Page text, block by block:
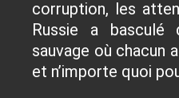
corruption, les
Russie a basculé
sauvage où chacun
et n’importe quoi